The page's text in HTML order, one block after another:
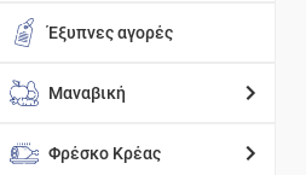
Έξυπνες αγορές
Μαναβική
Φρέσκο Κρέας